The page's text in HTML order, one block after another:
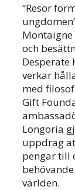
“Resor
och
Desperate
verkar
med
Gift
Longoria
uppdrag
pengar till
världen.